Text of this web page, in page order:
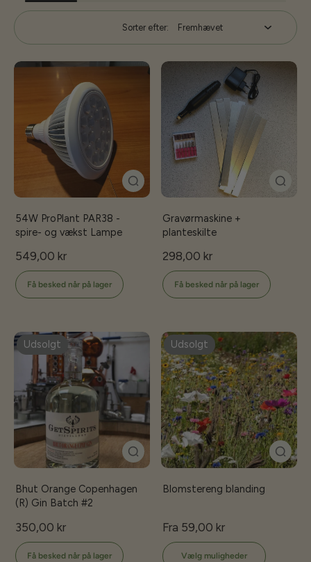
Sorter efter:
54W ProPlant PAR38 -
spire- og vækst Lampe
549,00 kr
Få besked når på lager
Gravørmaskine +
planteskilte
298,00 kr
Få besked når på lager
Udsolgt
Bhut Orange Copenhagen
(R) Gin Batch #2
350,00 kr
Få besked når på lager
Udsolgt
Blomstereng blanding
Fra 59,00 kr
Vælg muligheder